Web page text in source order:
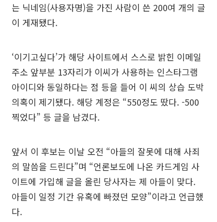
는 닉네임(사용자명)을 가진 사람이 쓴 200여 개의 글
이 게재됐다.
‘이기고싶다’가 해당 사이트에서 스스로 밝힌 이메일
주소 앞부분 13자리가 이씨가 사용하는 인스타그램
아이디와 동일하다는 점 등을 들어 이 씨의 상습 도박
의혹이 제기됐다. 해당 계정은 “550정도 땄다. -500
찍었다” 등 글을 남겼다.
앞서 이 후보는 이날 오전 “아들의 잘못에 대해 사죄
의 말씀을 드린다”며 “언론보도에 나온 카드게임 사
이트에 가입해 글을 올린 당사자는 제 아들이 맞다.
아들이 일정 기간 유혹에 빠졌던 모양”이라고 언급했
다.